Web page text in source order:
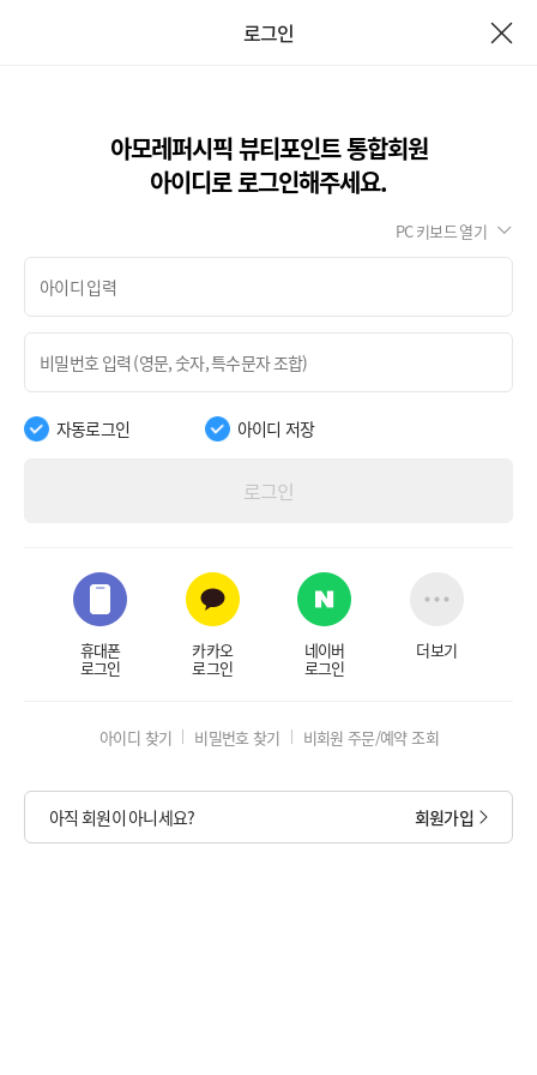
로그인
아모레퍼시픽 뷰티포인트 통합회원
아이디로 로그인해주세요.
PC 키보드 열기
자동로그인 아이디 저장
로그인
휴대폰
로그인
카카오
로그인
네이버
로그인
더보기
아이디 찾기 비밀번호 찾기 비회원 주문/예약 조회
아직 회원이 아니세요? 회원가입